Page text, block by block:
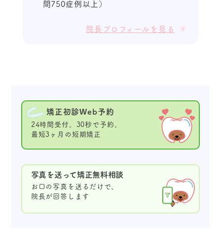
間750症例以上）
院長プロフィールを見る
矯正初診Web予約
24時間受付。30秒で予約。
最短3ヶ月の短期矯正
写真を送って矯正無料相談
お口の写真を送るだけで、
院長が回答します